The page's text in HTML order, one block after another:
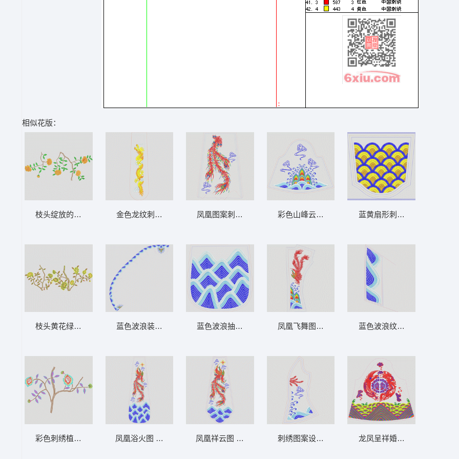
相似花版：
枝头绽放的黄色花朵 墙布 背景墙 壁画
枝头黄花绿叶图 墙布 背景墙 壁画
彩色刺绣植物图案 墙布 背景墙 壁画
金色龙纹刺绣装饰带 新娘装全套32之29_龙凤
蓝色波浪装饰图案 新娘装全套32之28_龙凤婚
凤凰浴火图 新娘装全套32之27_龙凤婚纱中国
凤凰图案刺绣设计图 新娘装全套32之25_龙凤
蓝色波浪抽象图案 新娘装全套32之24_龙凤婚
凤凰祥云图 新娘装全套32之23_龙凤婚纱中国
彩色山峰云海图案 新娘装全套32之21_龙凤婚
凤凰飞舞图案设计稿 新娘装全套32之20_龙凤
刺绣图案设计图 新娘装全套32之19_龙凤婚纱
蓝黄扇形刺绣图案 新娘装全
蓝色波浪纹装饰图案 新娘装
龙凤呈祥婚庆刺绣图案 新娘